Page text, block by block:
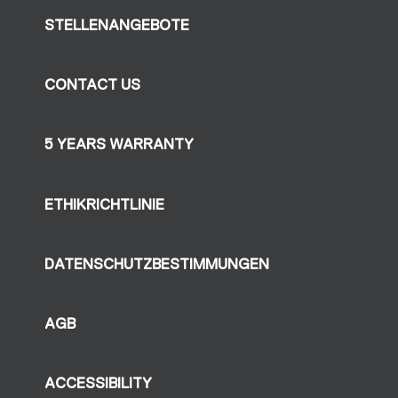
STELLENANGEBOTE
CONTACT US
5 YEARS WARRANTY
ETHIKRICHTLINIE
DATENSCHUTZBESTIMMUNGEN
AGB
ACCESSIBILITY